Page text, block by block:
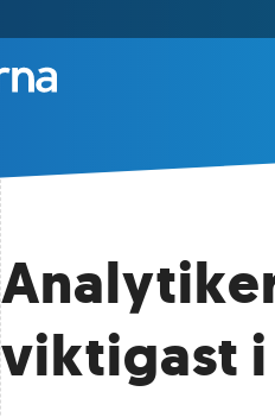
viktigast